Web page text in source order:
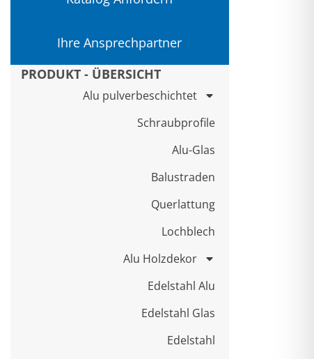
Ihre Ansprechpartner
PRODUKT - ÜBERSICHT
Alu pulverbeschichtet
Schraubprofile
Alu-Glas
Balustraden
Querlattung
Lochblech
Alu Holzdekor
Edelstahl Alu
Edelstahl Glas
Edelstahl